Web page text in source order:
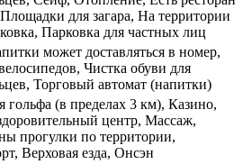
для загара, На территории
Парковка для частных лиц
может доставляться в номер,
Чистка обуви для
Торговый автомат (напитки)
гольфа (в пределах 3 км), Казино,
центр, Массаж,
прогулки по территории,
Верховая езда, Онсэн